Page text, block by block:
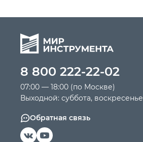
8 800 222-22-02
07:00 — 18:00 (по Москве)
Выходной: суббота, воскресенье
Обратная связь